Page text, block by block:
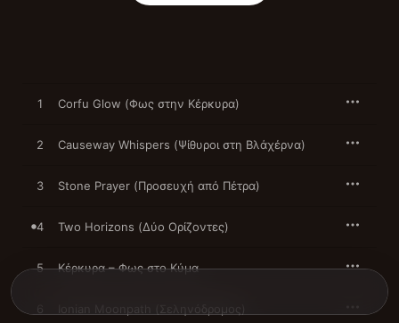
1 Corfu Glow (Φως στην Κέρκυρα)
2 Causeway Whispers (Ψίθυροι στη Βλάχέρνα)
3 Stone Prayer (Προσευχή από Πέτρα)
4 Two Horizons (Δύο Ορίζοντες)
5 Κέρκυρα – Φως στο Κύμα
Ionian Moonpath (Σεληνόδρομος)